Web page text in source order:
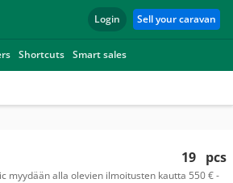
Login Sell your caravan
Shortcuts Smart sales
19 pcs
myydään alla olevien ilmoitusten kautta 550 € -